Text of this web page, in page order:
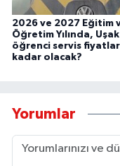
2026 ve 2027 Eğitim
Öğretim Yılında,
öğrenci servis
kadar olacak?
Yorumlar